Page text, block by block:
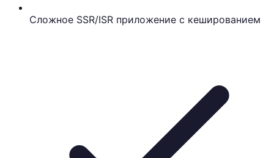
Сложное SSR/ISR приложение с кешированием